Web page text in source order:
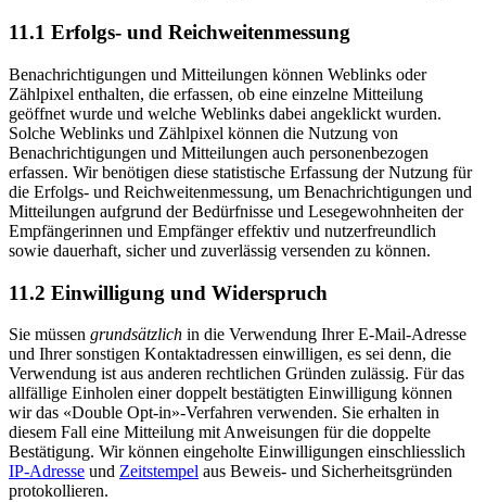
11.1 Erfolgs- und Reichweiten­messung
Benachrichtigungen und Mitteilungen können Weblinks oder
Zählpixel enthalten, die erfassen, ob eine einzelne Mitteilung
geöffnet wurde und welche Weblinks dabei angeklickt wurden.
Solche Weblinks und Zählpixel können die Nutzung von
Benachrichtigungen und Mitteilungen auch personenbezogen
erfassen. Wir benötigen diese statistische Erfassung der Nutzung für
die Erfolgs- und Reichweitenmessung, um Benachrichtigungen und
Mitteilungen aufgrund der Bedürfnisse und Lesegewohnheiten der
Empfängerinnen und Empfänger effektiv und nutzerfreundlich
sowie dauerhaft, sicher und zuverlässig versenden zu können.
11.2 Einwilligung und Wider­spruch
Sie müssen grundsätzlich in die Verwendung Ihrer E-Mail-Adresse
und Ihrer sonstigen Kontaktadressen einwilligen, es sei denn, die
Verwendung ist aus anderen rechtlichen Gründen zulässig. Für das
allfällige Einholen einer doppelt bestätigten Einwilligung können
wir das «Double Opt-in»-Verfahren verwenden. Sie erhalten in
diesem Fall eine Mitteilung mit Anweisungen für die doppelte
Bestätigung. Wir können eingeholte Einwilligungen einschliesslich
IP-Adresse und Zeitstempel aus Beweis- und Sicherheitsgründen
protokollieren.